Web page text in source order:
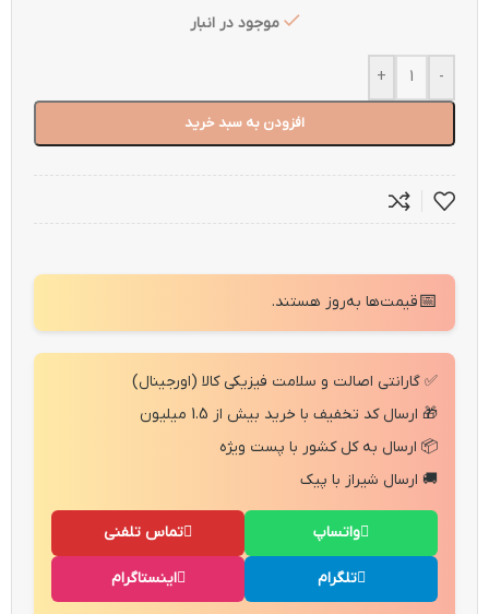
موجود در انبار
-
+
افزودن به سبد خرید
📅قیمت‌ها به‌روز هستند.
✅ گارانتی اصالت و سلامت فیزیکی کالا (اورجینال)
🎁 ارسال کد تخفیف با خرید بیش از 1.5 میلیون
📦 ارسال به کل کشور با پست ویژه
🚚 ارسال شیراز با پیک
تماس تلفنی واتساپ
اینستاگرام تلگرام